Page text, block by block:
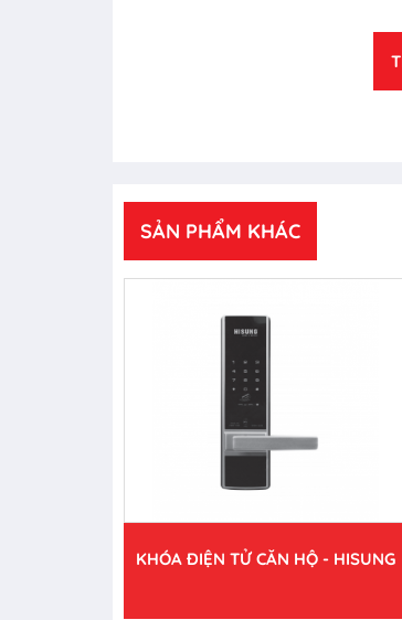
SẢN PHẨM KHÁC
KHÓA ĐIỆN TỬ CĂN HỘ - HISUNG